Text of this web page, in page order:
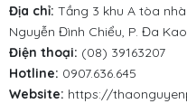
Địa chỉ: Tầng 3 khu A tòa
Nguyễn Đình Chiểu, P. Đa
Điện thoại: (08) 39163207
Hotline: 0907.636.645
Website: https://